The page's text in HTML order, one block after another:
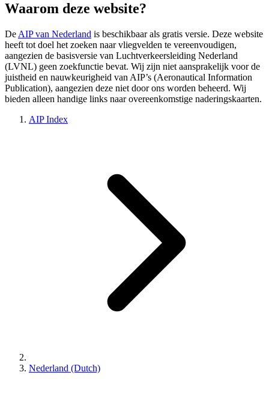
Waarom deze website?
De AIP van Nederland is beschikbaar als gratis versie. Deze website
heeft tot doel het zoeken naar vliegvelden te vereenvoudigen,
aangezien de basisversie van Luchtverkeersleiding Nederland
(LVNL) geen zoekfunctie bevat. Wij zijn niet aansprakelijk voor de
juistheid en nauwkeurigheid van AIP’s (Aeronautical Information
Publication), aangezien deze niet door ons worden beheerd. Wij
bieden alleen handige links naar overeenkomstige naderingskaarten.
AIP Index
Nederland (Dutch)